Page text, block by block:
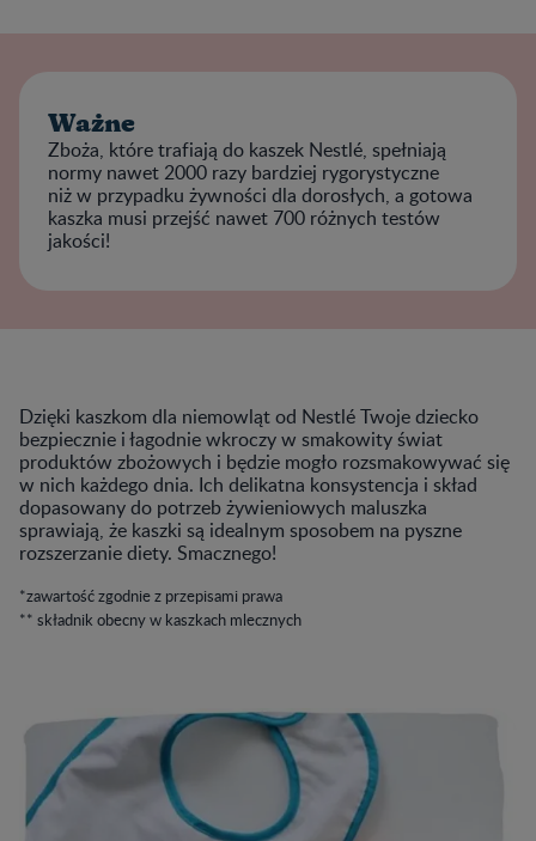
Ważne
Zboża, które trafiają do kaszek Nestlé, spełniają
normy nawet 2000 razy bardziej rygorystyczne
niż w przypadku żywności dla dorosłych, a gotowa
kaszka musi przejść nawet 700 różnych testów
jakości!
Dzięki kaszkom dla niemowląt od Nestlé Twoje dziecko
bezpiecznie i łagodnie wkroczy w smakowity świat
produktów zbożowych i będzie mogło rozsmakowywać się
w nich każdego dnia. Ich delikatna konsystencja i skład
dopasowany do potrzeb żywieniowych maluszka
sprawiają, że kaszki są idealnym sposobem na pyszne
rozszerzanie diety. Smacznego!
*zawartość zgodnie z przepisami prawa
** składnik obecny w kaszkach mlecznych